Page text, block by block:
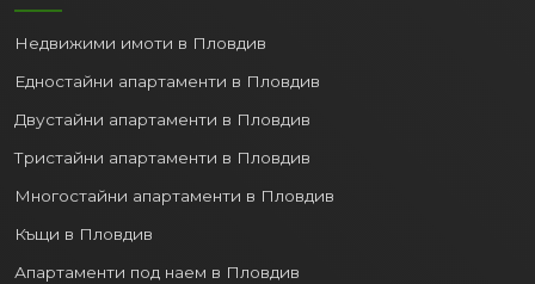
Недвижими имоти в Пловдив
Едностайни апартаменти в Пловдив
Двустайни апартаменти в Пловдив
Тристайни апартаменти в Пловдив
Многостайни апартаменти в Пловдив
Къщи в Пловдив
Апартаменти под наем в Пловдив